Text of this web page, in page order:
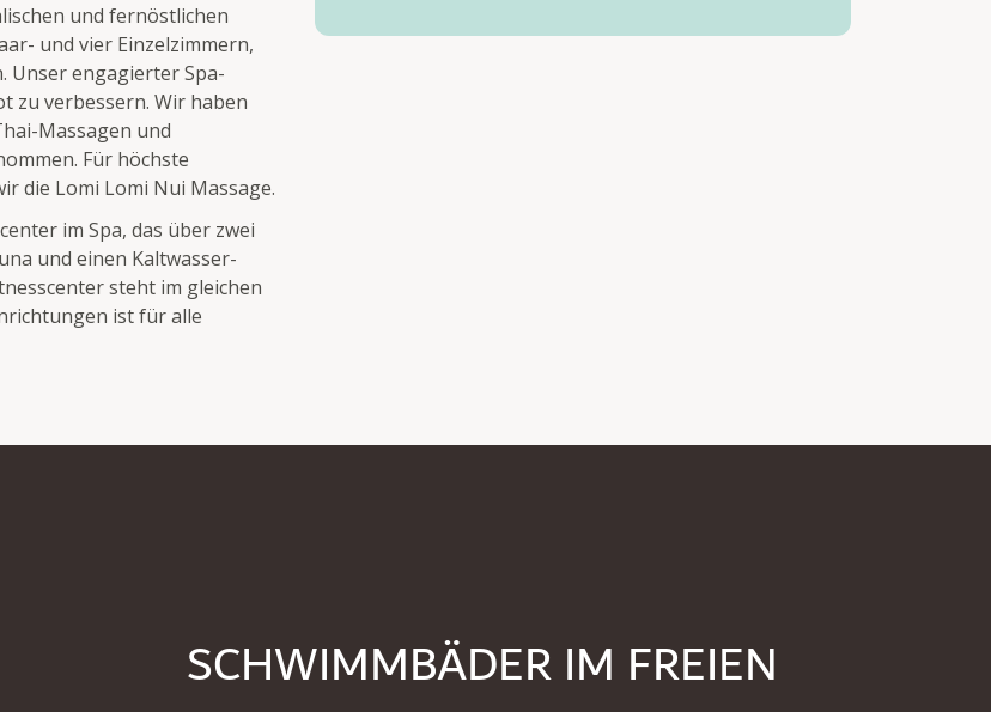
und fernöstlichen
und vier Einzelzimmern,
Unser engagierter Spa-
zu verbessern. Wir haben
Massagen und
Für höchste
die Lomi Lomi Nui Massage.
im Spa, das über zwei
und einen Kaltwasser-
steht im gleichen
ist für alle
SCHWIMMBÄDER IM FREIEN